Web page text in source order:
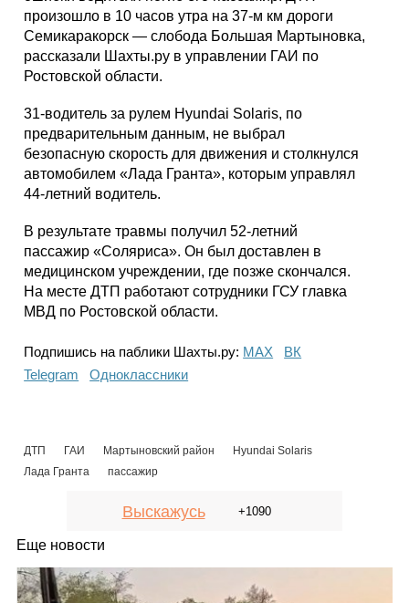
Фотогалерея
произошло в 10 часов утра на 37-м км дороги
Семикаракорск — слобода Большая Мартыновка,
рассказали Шахты.ру в управлении ГАИ по
Ростовской области.
31-водитель за рулем Hyundai Solaris, по
предварительным данным, не выбрал
безопасную скорость для движения и столкнулся
автомобилем «Лада Гранта», которым управлял
44-летний водитель.
В результате травмы получил 52-летний
пассажир «Соляриса». Он был доставлен в
медицинском учреждении, где позже скончался.
На месте ДТП работают сотрудники ГСУ главка
МВД по Ростовской области.
Подпишись на паблики Шахты.ру: МАХ
ВК
Telegram
Одноклассники
ДТП ГАИ Мартыновский район
Hyundai Solaris
Лада Гранта
пассажир
Выскажусь +1090
Еще новости